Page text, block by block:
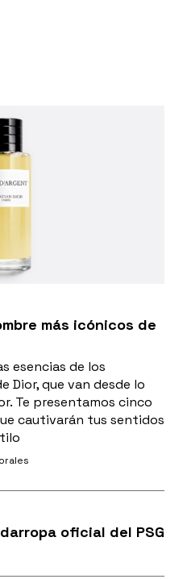
más icónicos de
esencias de los
Dior, que van desde lo
Te presentamos cinco
cautivarán tus sentidos
oficial del PSG